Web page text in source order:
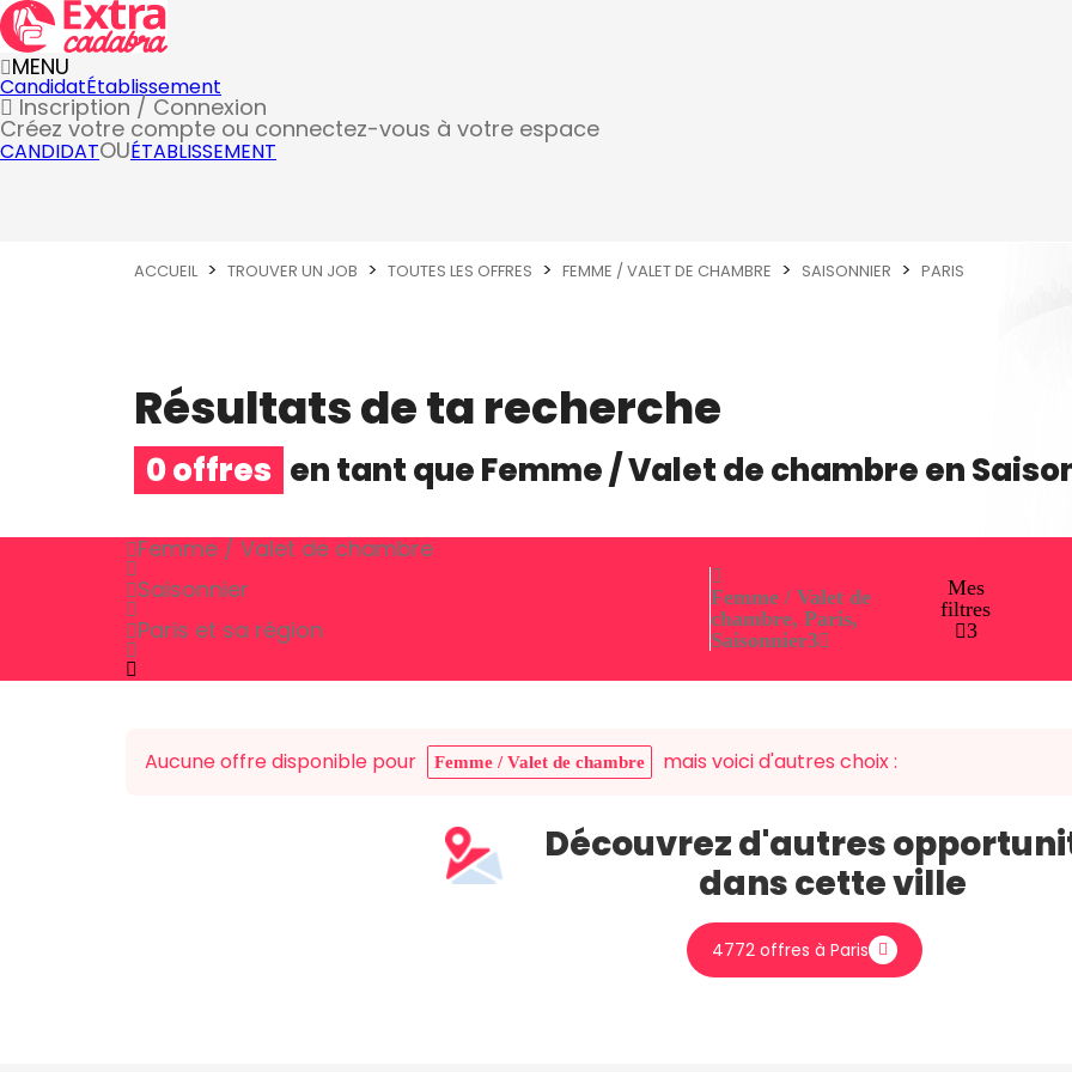
MENU
CandidatÉtablissement
Inscription / Connexion
Créez votre compte ou connectez-vous à votre espace
CANDIDATOUÉTABLISSEMENT
ACCUEIL TROUVER UN JOB TOUTES LES OFFRES FEMME / VALET DE CHAMBRE SAISONNIER PARIS
Résultats de ta recherche
0 offres en tant queFemme / Valet de chambreen
Femme / Valet de chambre
Saisonnier
Paris et sa région
Femme / Valet de
chambre, Paris,
Saisonnier3
Mes
filtres
3
Aucune offre disponible pour Femme / Valet de chambre mais voici d'autres choix :
Découvrez d'autres
dans cette ville
4772 offres à Paris